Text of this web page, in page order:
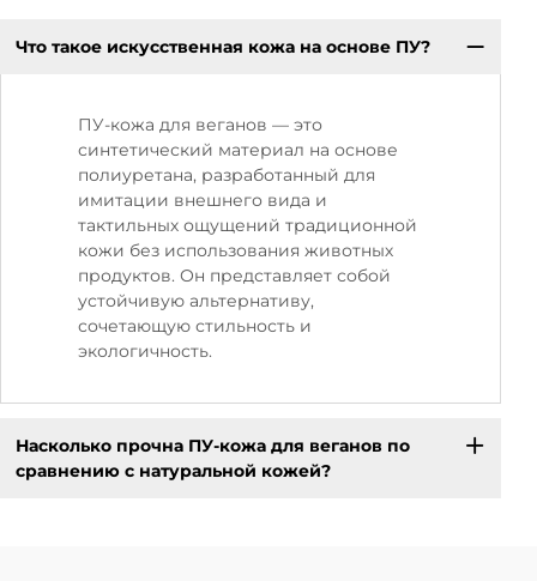
Что такое искусственная кожа на основе ПУ?
ПУ-кожа для веганов — это
синтетический материал на основе
полиуретана, разработанный для
имитации внешнего вида и
тактильных ощущений традиционной
кожи без использования животных
продуктов. Он представляет собой
устойчивую альтернативу,
сочетающую стильность и
экологичность.
Насколько прочна ПУ-кожа для веганов по
сравнению с натуральной кожей?